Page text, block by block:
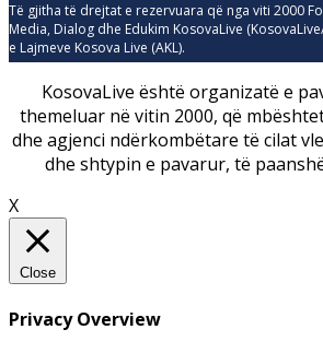
Të gjitha të drejtat e rezervuara që nga viti 2000
Media, Dialog dhe Edukim KosovaLive
e Lajmeve Kosova Live (AKL).
KosovaLive është organizatë e
themeluar në vitin 2000, që
dhe agjenci ndërkombëtare të cilat
dhe shtypin e pavarur, të
X
Close
Privacy Overview